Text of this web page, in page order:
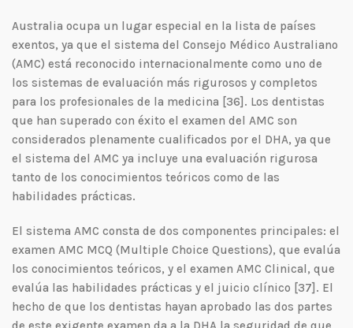
Australia ocupa un lugar especial en la lista de países
exentos, ya que el sistema del Consejo Médico Australiano
(AMC) está reconocido internacionalmente como uno de
los sistemas de evaluación más rigurosos y completos
para los profesionales de la medicina [36]. Los dentistas
que han superado con éxito el examen del AMC son
considerados plenamente cualificados por el DHA, ya que
el sistema del AMC ya incluye una evaluación rigurosa
tanto de los conocimientos teóricos como de las
habilidades prácticas.
El sistema AMC consta de dos componentes principales: el
examen AMC MCQ (Multiple Choice Questions), que evalúa
los conocimientos teóricos, y el examen AMC Clinical, que
evalúa las habilidades prácticas y el juicio clínico [37]. El
hecho de que los dentistas hayan aprobado las dos partes